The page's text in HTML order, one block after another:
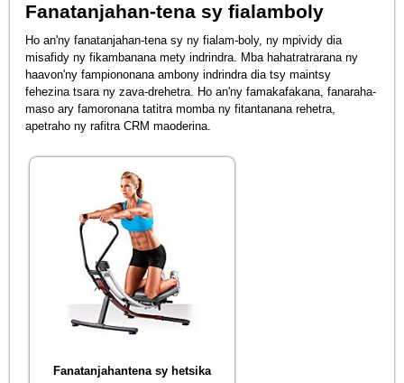
Fanatanjahan-tena sy fialamboly
Ho an'ny fanatanjahan-tena sy ny fialam-boly, ny mpividy dia
misafidy ny fikambanana mety indrindra. Mba hahatratrarana ny
haavon'ny fampiononana ambony indrindra dia tsy maintsy
fehezina tsara ny zava-drehetra. Ho an'ny famakafakana, fanaraha-
maso ary famoronana tatitra momba ny fitantanana rehetra,
apetraho ny rafitra CRM maoderina.
Fanatanjahantena sy hetsika